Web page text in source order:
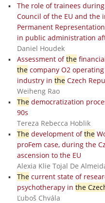
The role of trainees
Council of the EU and the
Permanent
in public administration
Daniel Houdek
Assessment ofthe
thecompany O2
industry in theCzech
Weiheng Rao
Thedemocratization
90s
Tereza Rebecca Hoblik
Thedevelopment ofthe
proFem case, during the
ascension to the EU
Alexia Klie Tojal De
Thecurrent state of
psychotherapy in the
Ľuboš Chvála